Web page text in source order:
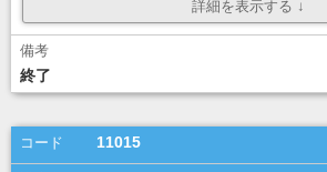
終了
11015